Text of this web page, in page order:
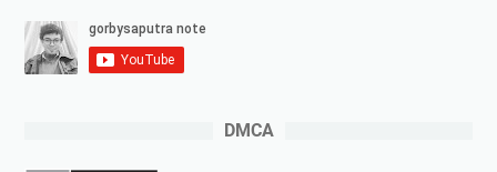
DMCA